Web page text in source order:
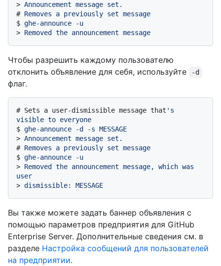
> Announcement message set.
# Removes a previously set message
$ ghe-announce -u
> Removed the announcement message
Чтобы разрешить каждому пользователю
отклонить объявление для себя, используйте
-d
флаг.
# Sets a user-dismissible message that 's
visible to everyone
$ ghe-announce -d -s MESSAGE
> Announcement message set.
# Removes a previously set message
$ ghe-announce -u
> Removed the announcement message, which was
user
> dismissible: MESSAGE
Вы также можете задать баннер объявления с
помощью параметров предприятия для GitHub
Enterprise Server. Дополнительные сведения см. в
разделе Настройка сообщений для пользователей
на предприятии.